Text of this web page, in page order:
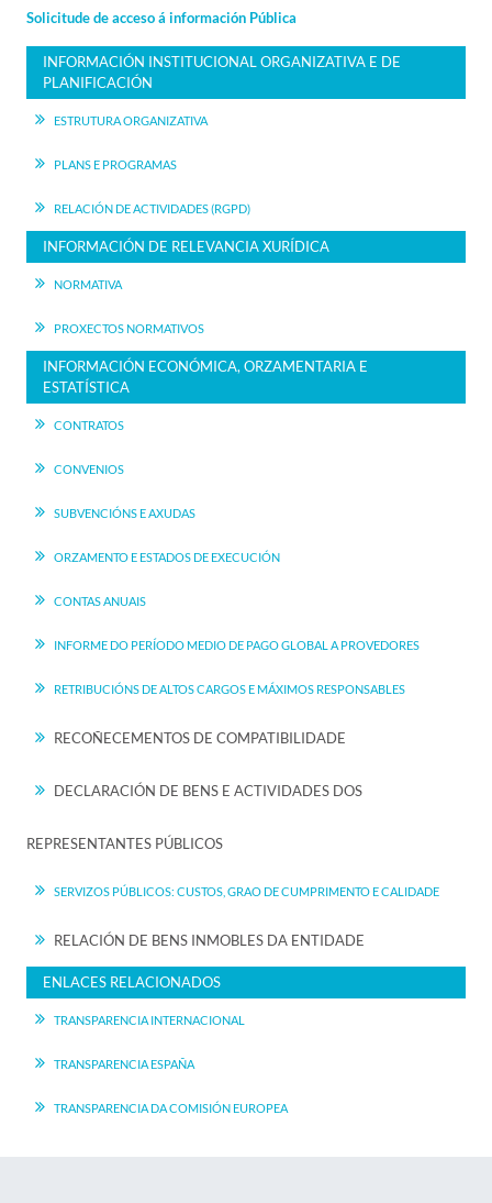
Solicitude de acceso á información Pública
INFORMACIÓN INSTITUCIONAL ORGANIZATIVA E DE
PLANIFICACIÓN
ESTRUTURA ORGANIZATIVA
PLANS E PROGRAMAS
RELACIÓN DE ACTIVIDADES (RGPD)
INFORMACIÓN DE RELEVANCIA XURÍDICA
NORMATIVA
PROXECTOS NORMATIVOS
INFORMACIÓN ECONÓMICA, ORZAMENTARIA E
ESTATÍSTICA
CONTRATOS
CONVENIOS
SUBVENCIÓNS E AXUDAS
ORZAMENTO E ESTADOS DE EXECUCIÓN
CONTAS ANUAIS
INFORME DO PERÍODO MEDIO DE PAGO GLOBAL A PROVEDORES
RETRIBUCIÓNS DE ALTOS CARGOS E MÁXIMOS RESPONSABLES
RECOÑECEMENTOS DE COMPATIBILIDADE
DECLARACIÓN DE BENS E ACTIVIDADES DOS
REPRESENTANTES PÚBLICOS
SERVIZOS PÚBLICOS: CUSTOS, GRAO DE CUMPRIMENTO E CALIDADE
RELACIÓN DE BENS INMOBLES DA ENTIDADE
ENLACES RELACIONADOS
TRANSPARENCIA INTERNACIONAL
TRANSPARENCIA ESPAÑA
TRANSPARENCIA DA COMISIÓN EUROPEA